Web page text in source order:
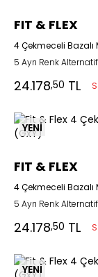
FIT & FLEX
4 Çekmeceli Bazalı
5 Ayrı Renk
24.178,50 TL
YENİ
FIT & FLEX
4 Çekmeceli Bazalı
5 Ayrı Renk
24.178,50 TL
YENİ